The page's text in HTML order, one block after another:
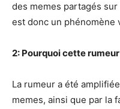
des memes partagés
est donc un phénomène
2: Pourquoi cette
La rumeur a été
memes, ainsi que par la